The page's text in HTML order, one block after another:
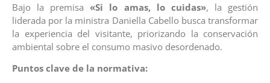
Bajo la premisa«Si lo amas, lo cuidas», la gestión
liderada por la ministra Daniella Cabello busca transformar
la experiencia del visitante, priorizando la conservación
ambiental sobre el consumo masivo desordenado.
Puntos clave de la normativa: